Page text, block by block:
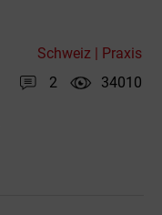
Schweiz | Praxis
2 34010